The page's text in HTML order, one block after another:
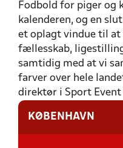
Fodbold for piger og
kalenderen, og en
et oplagt vindue til
fællesskab,
samtidig med at vi
farver over hele
direktør i Sport Event
KØBENHAVN